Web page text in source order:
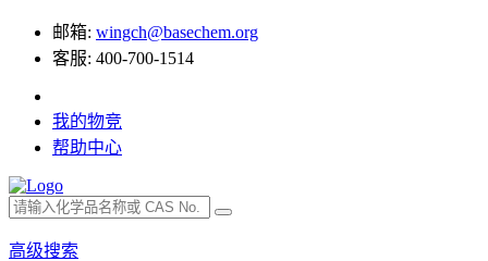
邮箱: wingch@basechem.org
客服: 400-700-1514
我的物竞
帮助中心
高级搜索